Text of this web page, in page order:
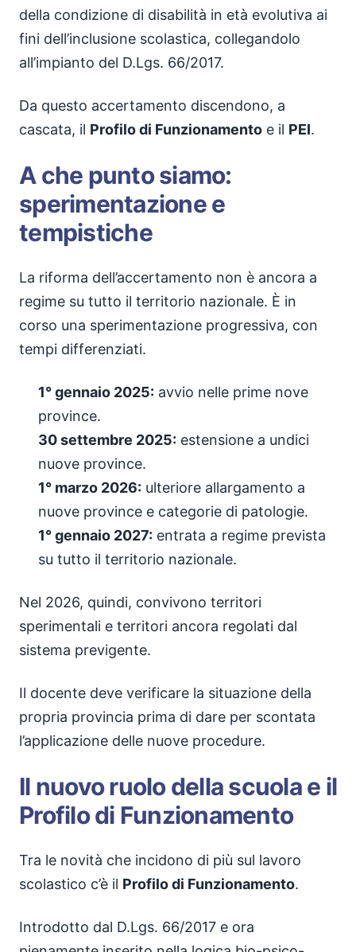
della condizione di disabilità in età evolutiva ai
fini dell’inclusione scolastica, collegandolo
all’impianto del D.Lgs. 66/2017.
Da questo accertamento discendono, a
cascata, il Profilo di Funzionamento e il PEI.
A che punto siamo:
sperimentazione e
tempistiche
La riforma dell’accertamento non è ancora a
regime su tutto il territorio nazionale. È in
corso una sperimentazione progressiva, con
tempi differenziati.
1° gennaio 2025: avvio nelle prime nove
province.
30 settembre 2025: estensione a undici
nuove province.
1° marzo 2026: ulteriore allargamento a
nuove province e categorie di patologie.
1° gennaio 2027: entrata a regime prevista
su tutto il territorio nazionale.
Nel 2026, quindi, convivono territori
sperimentali e territori ancora regolati dal
sistema previgente.
Il docente deve verificare la situazione della
propria provincia prima di dare per scontata
l’applicazione delle nuove procedure.
Il nuovo ruolo della scuola e il
Profilo di Funzionamento
Tra le novità che incidono di più sul lavoro
scolastico c’è il Profilo di Funzionamento.
Introdotto dal D.Lgs. 66/2017 e ora